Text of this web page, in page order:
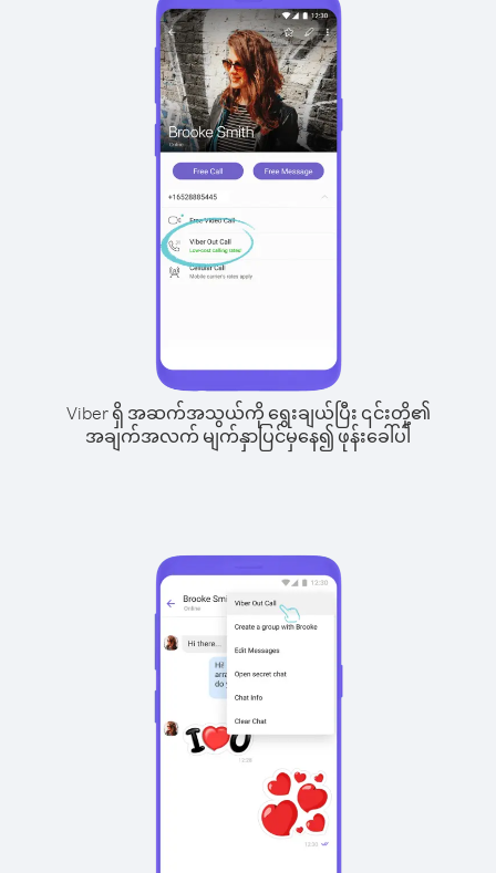
Viber ရှိ အဆက်အသွယ်ကို ရွေးချယ်ပြီး ၎င်းတို့၏
အချက်အလက် မျက်နှာပြင်မှနေ၍ ဖုန်းခေါ်ပါ